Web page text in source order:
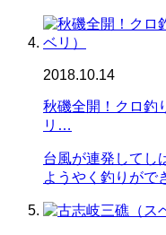
2018.10.14
秋磯全開！クロ釣
リ…
台風が連発してし
ようやく釣りが